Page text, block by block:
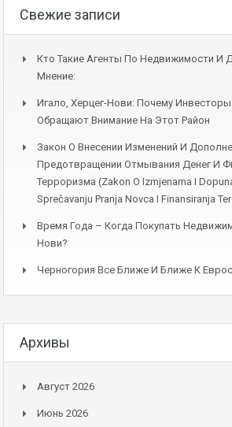
Свежие записи
Кто Такие Агенты По Недвижимости И
Мнение:
Игало, Херцег-Нови: Почему
Обращают Внимание На Этот Район
Закон О Внесении Изменений И
Предотвращении Отмывания Денег И
Терроризма (Zakon O Izmjenama I
Sprečavanju Pranja Novca I Finansiranja
Время Года – Когда Покупать
Нови?
Черногория Все Ближе И Ближе К
Архивы
Август 2026
Июнь 2026